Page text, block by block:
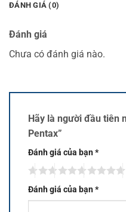
ĐÁNH GIÁ (0)
Đánh giá
Chưa có đánh giá nào.
Hãy là người đầu tiên
Pentax”
Đánh giá của bạn*
Đánh giá của bạn*